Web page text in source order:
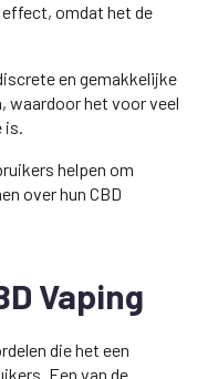
effect, omdat het de
en gemakkelijke
waardoor het voor veel
is.
helpen om
over hun CBD
Vaping
die het een
Een van de